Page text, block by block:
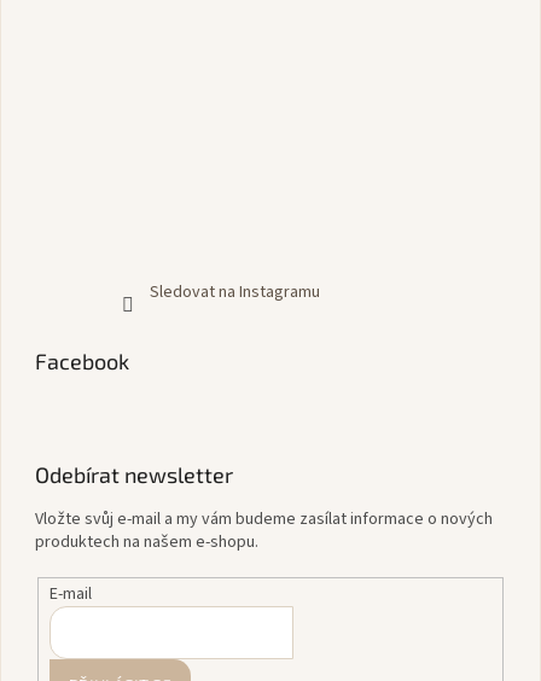
Sledovat na Instagramu
Facebook
Odebírat newsletter
Vložte svůj e-mail a my vám budeme zasílat informace o nových
produktech na našem e-shopu.
E-mail